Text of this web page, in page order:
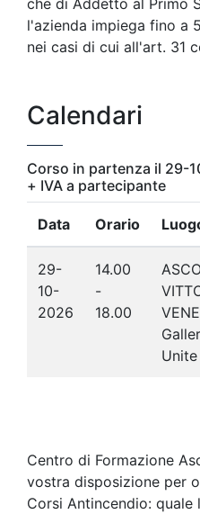
l'azienda impiega fino a
nei casi di cui all'art. 31
Calendari
Corso in partenza il 29-
+ IVA a partecipante
Data Orario
29-
10-
2026
14.00
-
18.00
Centro di Formazione
vostra disposizione per
Corsi Antincendio: quale